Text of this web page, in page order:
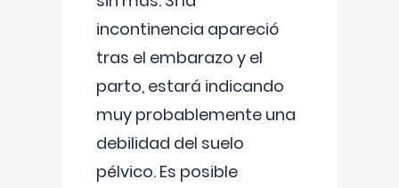
incontinencia apareció
tras el embarazo y el
parto, estará indicando
muy probablemente una
debilidad del suelo
pélvico. Es posible